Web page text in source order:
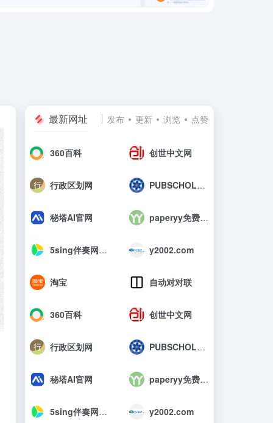
最新网址 发布 更新 浏览 点赞
360百科 创世中文网
行政区划网 PUBSCHOLAR公益学术平台
秘塔AI官网 paperyy免费查重入口_AIGC免费论文检测
5sing伴奏网_中国原创音乐伴奏网 y2002.com
淘宝 自动对对联
360百科 创世中文网
行政区划网 PUBSCHOLAR公益学术平台
秘塔AI官网 paperyy免费查重入口_AIGC免费论文检测
5sing伴奏网_中国原创音乐伴奏网 y2002.com